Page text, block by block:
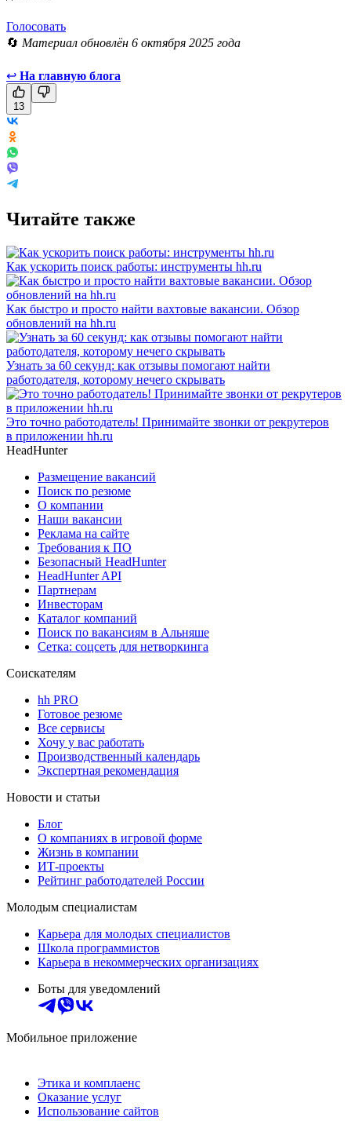
Голосовать
🔄 Материал обновлён 6 октября 2025 года
↩ На главную блога
13
Читайте также
Как ускорить поиск работы: инструменты hh.ru
Как быстро и просто найти вахтовые вакансии. Обзор
обновлений на hh.ru
Узнать за 60 секунд: как отзывы помогают найти
работодателя, которому нечего скрывать
Это точно работодатель! Принимайте звонки от рекрутеров
в приложении hh.ru
HeadHunter
Размещение вакансий
Поиск по резюме
О компании
Наши вакансии
Реклама на сайте
Требования к ПО
Безопасный HeadHunter
HeadHunter API
Партнерам
Инвесторам
Каталог компаний
Поиск по вакансиям в Альняше
Сетка: соцсеть для нетворкинга
Соискателям
hh PRO
Готовое резюме
Все сервисы
Хочу у вас работать
Производственный календарь
Экспертная рекомендация
Новости и статьи
Блог
О компаниях в игровой форме
Жизнь в компании
ИТ-проекты
Рейтинг работодателей России
Молодым специалистам
Карьера для молодых специалистов
Школа программистов
Карьера в некоммерческих организациях
Боты для уведомлений
Мобильное приложение
Этика и комплаенс
Оказание услуг
Использование сайтов